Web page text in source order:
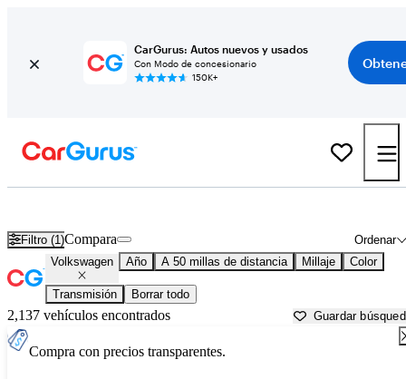
CarGurus: Autos nuevos y usados
Con Modo de concesionario
150K+
Filtro (1) Ordenar
Compara
Volkswagen Año A 50 millas de distancia Millaje Color
Transmisión Borrar todo
2,137 vehículos encontrados Guardar
Compra con precios transparentes.